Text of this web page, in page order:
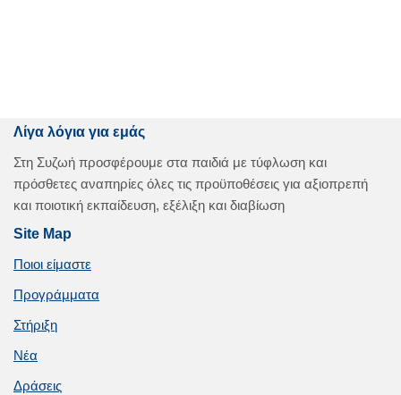
Λίγα λόγια για εμάς
Στη Συζωή προσφέρουμε στα παιδιά με τύφλωση και
πρόσθετες αναπηρίες όλες τις προϋποθέσεις για αξιοπρεπή
και ποιοτική εκπαίδευση, εξέλιξη και διαβίωση
Site Map
Ποιοι είμαστε
Προγράμματα
Στήριξη
Νέα
Δράσεις